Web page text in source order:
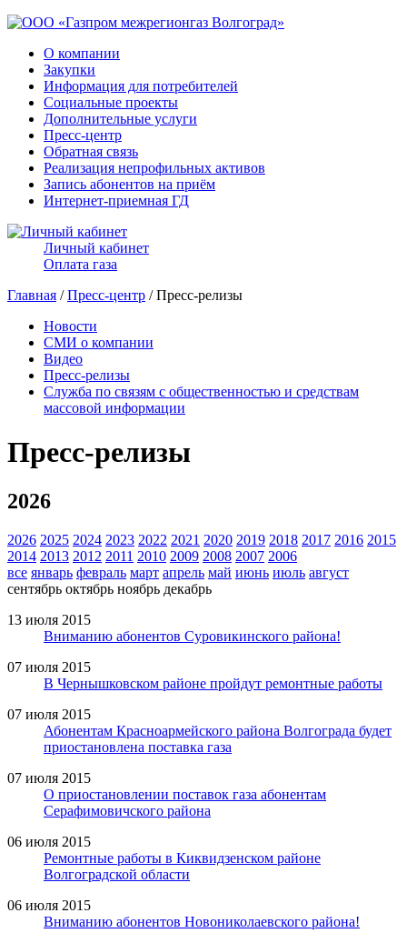
О компании
Закупки
Информация для потребителей
Социальные проекты
Дополнительные услуги
Пресс-центр
Обратная связь
Реализация непрофильных активов
Запись абонентов на приём
Интернет-приемная ГД
Личный кабинет
Оплата газа
Главная /Пресс-центр / Пресс-релизы
Новости
СМИ о компании
Видео
Пресс-релизы
Служба по связям с общественностью и средствам
массовой информации
Пресс-релизы
2026
2026 2025 2024 2023 2022 2021 2020 2019 2018 2017 2016 2015
2014 2013 2012 2011 2010 2009 2008 2007 2006
все январь февраль март апрель май июнь июль август
сентябрь октябрь ноябрь декабрь
13 июля 2015
Вниманию абонентов Суровикинского района!
07 июля 2015
В Чернышковском районе пройдут ремонтные работы
07 июля 2015
Абонентам Красноармейского района Волгограда будет
приостановлена поставка газа
07 июля 2015
О приостановлении поставок газа абонентам
Серафимовичского района
06 июля 2015
Ремонтные работы в Киквидзенском районе
Волгоградской области
06 июля 2015
Вниманию абонентов Новониколаевского района!